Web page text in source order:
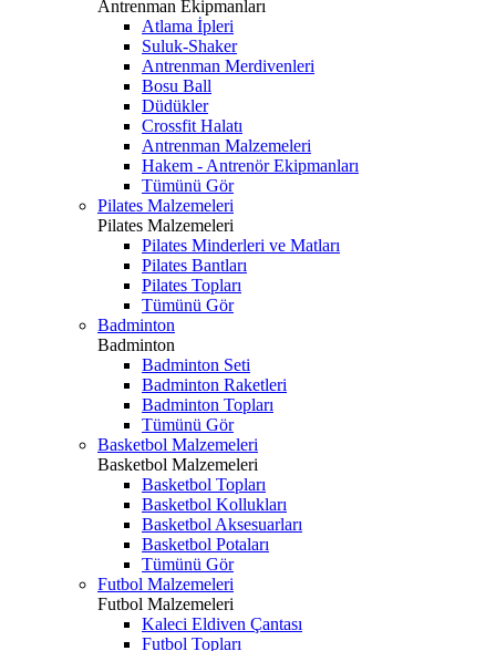
Antrenman Ekipmanları
Atlama İpleri
Suluk-Shaker
Antrenman Merdivenleri
Bosu Ball
Düdükler
Crossfit Halatı
Antrenman Malzemeleri
Hakem - Antrenör Ekipmanları
Tümünü Gör
Pilates Malzemeleri
Pilates Malzemeleri
Pilates Minderleri ve Matları
Pilates Bantları
Pilates Topları
Tümünü Gör
Badminton
Badminton
Badminton Seti
Badminton Raketleri
Badminton Topları
Tümünü Gör
Basketbol Malzemeleri
Basketbol Malzemeleri
Basketbol Topları
Basketbol Kollukları
Basketbol Aksesuarları
Basketbol Potaları
Tümünü Gör
Futbol Malzemeleri
Futbol Malzemeleri
Kaleci Eldiven Çantası
Futbol Topları